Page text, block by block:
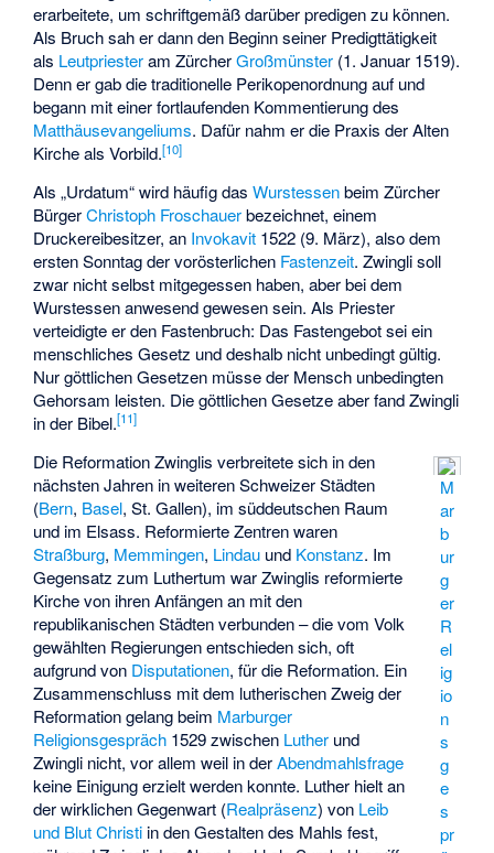
erarbeitete, um schriftgemäß darüber predigen zu können.
Als Bruch sah er dann den Beginn seiner Predigttätigkeit
als Leutpriesteram ZürcherGroßmünster (1. Januar 1519).
Denn er gab die traditionelle Perikopenordnung auf und
begann mit einer fortlaufenden Kommentierung des
Matthäusevangeliums. Dafür nahm er die Praxis der Alten
Kirche als Vorbild.[10]
Als „Urdatum“ wird häufig dasWurstessenbeim Zürcher
BürgerChristoph Froschauerbezeichnet, einem
Druckereibesitzer, an Invokavit 1522 (9. März), also dem
ersten Sonntag der vorösterlichen Fastenzeit. Zwingli soll
zwar nicht selbst mitgegessen haben, aber bei dem
Wurstessen anwesend gewesen sein. Als Priester
verteidigte er den Fastenbruch: Das Fastengebot sei ein
menschliches Gesetz und deshalb nicht unbedingt gültig.
Nur göttlichen Gesetzen müsse der Mensch unbedingten
Gehorsam leisten. Die göttlichen Gesetze aber fand Zwingli
in der Bibel.[11]
M
ar
b
ur
g
er
R
el
ig
io
n
s
g
e
s
pr
Die Reformation Zwinglis verbreitete sich in den
nächsten Jahren in weiteren Schweizer Städten
(Bern, Basel, St. Gallen), im süddeutschen Raum
und im Elsass. Reformierte Zentren waren
Straßburg, Memmingen, Lindau und Konstanz. Im
Gegensatz zum Luthertum war Zwinglis reformierte
Kirche von ihren Anfängen an mit den
republikanischen Städten verbunden – die vom Volk
gewählten Regierungen entschieden sich, oft
aufgrund von Disputationen, für die Reformation. Ein
Zusammenschluss mit dem lutherischen Zweig der
Reformation gelang beim Marburger
Religionsgespräch 1529 zwischen Luther und
Zwingli nicht, vor allem weil in derAbendmahlsfrage
keine Einigung erzielt werden konnte. Luther hielt an
der wirklichen Gegenwart (Realpräsenz) von Leib
und Blut Christi in den Gestalten des Mahls fest,